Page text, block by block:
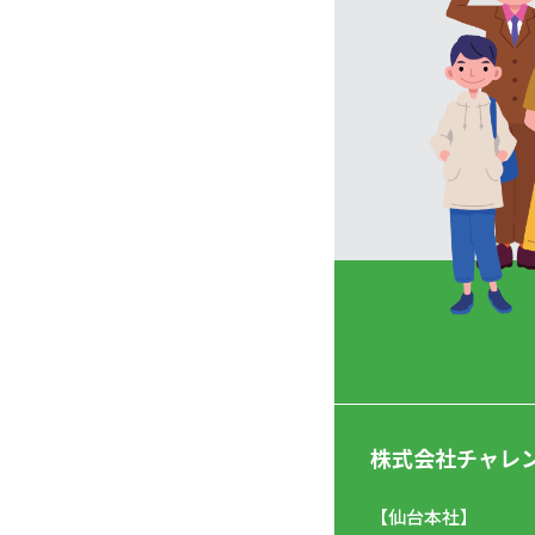
株式会社チャレ
【仙台本社】